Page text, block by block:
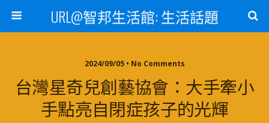
URL@智邦生活館: 生活話題
2024/09/05 • No Comments
台灣星奇兒創藝協會：大手牽小
手點亮自閉症孩子的光輝